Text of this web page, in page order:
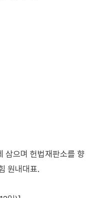
삼으며 헌법재판소를 향
원내대표.